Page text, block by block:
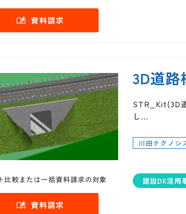
資料請求
比較または一括資料請求の対象
資料請求
3D道路
STR_Kit(3D
し…
川田テクノシ
建設DX活用